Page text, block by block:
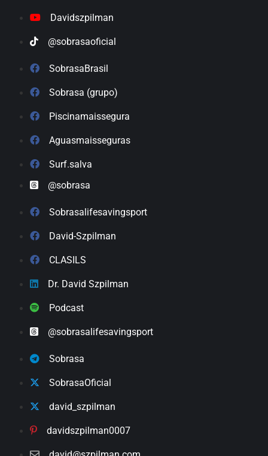
Davidszpilman
@sobrasaoficial
SobrasaBrasil
Sobrasa (grupo)
Piscinamaissegura
Aguasmaisseguras
Surf.salva
@sobrasa
Sobrasalifesavingsport
David-Szpilman
CLASILS
Dr. David Szpilman
Podcast
@sobrasalifesavingsport
Sobrasa
SobrasaOficial
david_szpilman
davidszpilman0007